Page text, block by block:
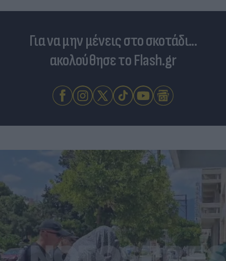
Για να μην μένεις στο σκοτάδι...
ακολούθησε το Flash.gr